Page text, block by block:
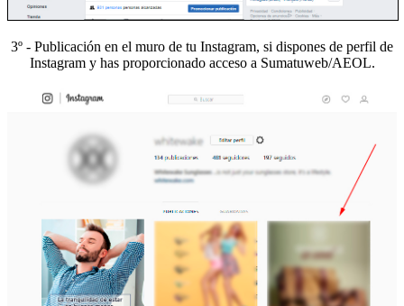
3º - Publicación en el muro de tu Instagram, si dispones de perfil de
Instagram y has proporcionado acceso a Sumatuweb/AEOL.